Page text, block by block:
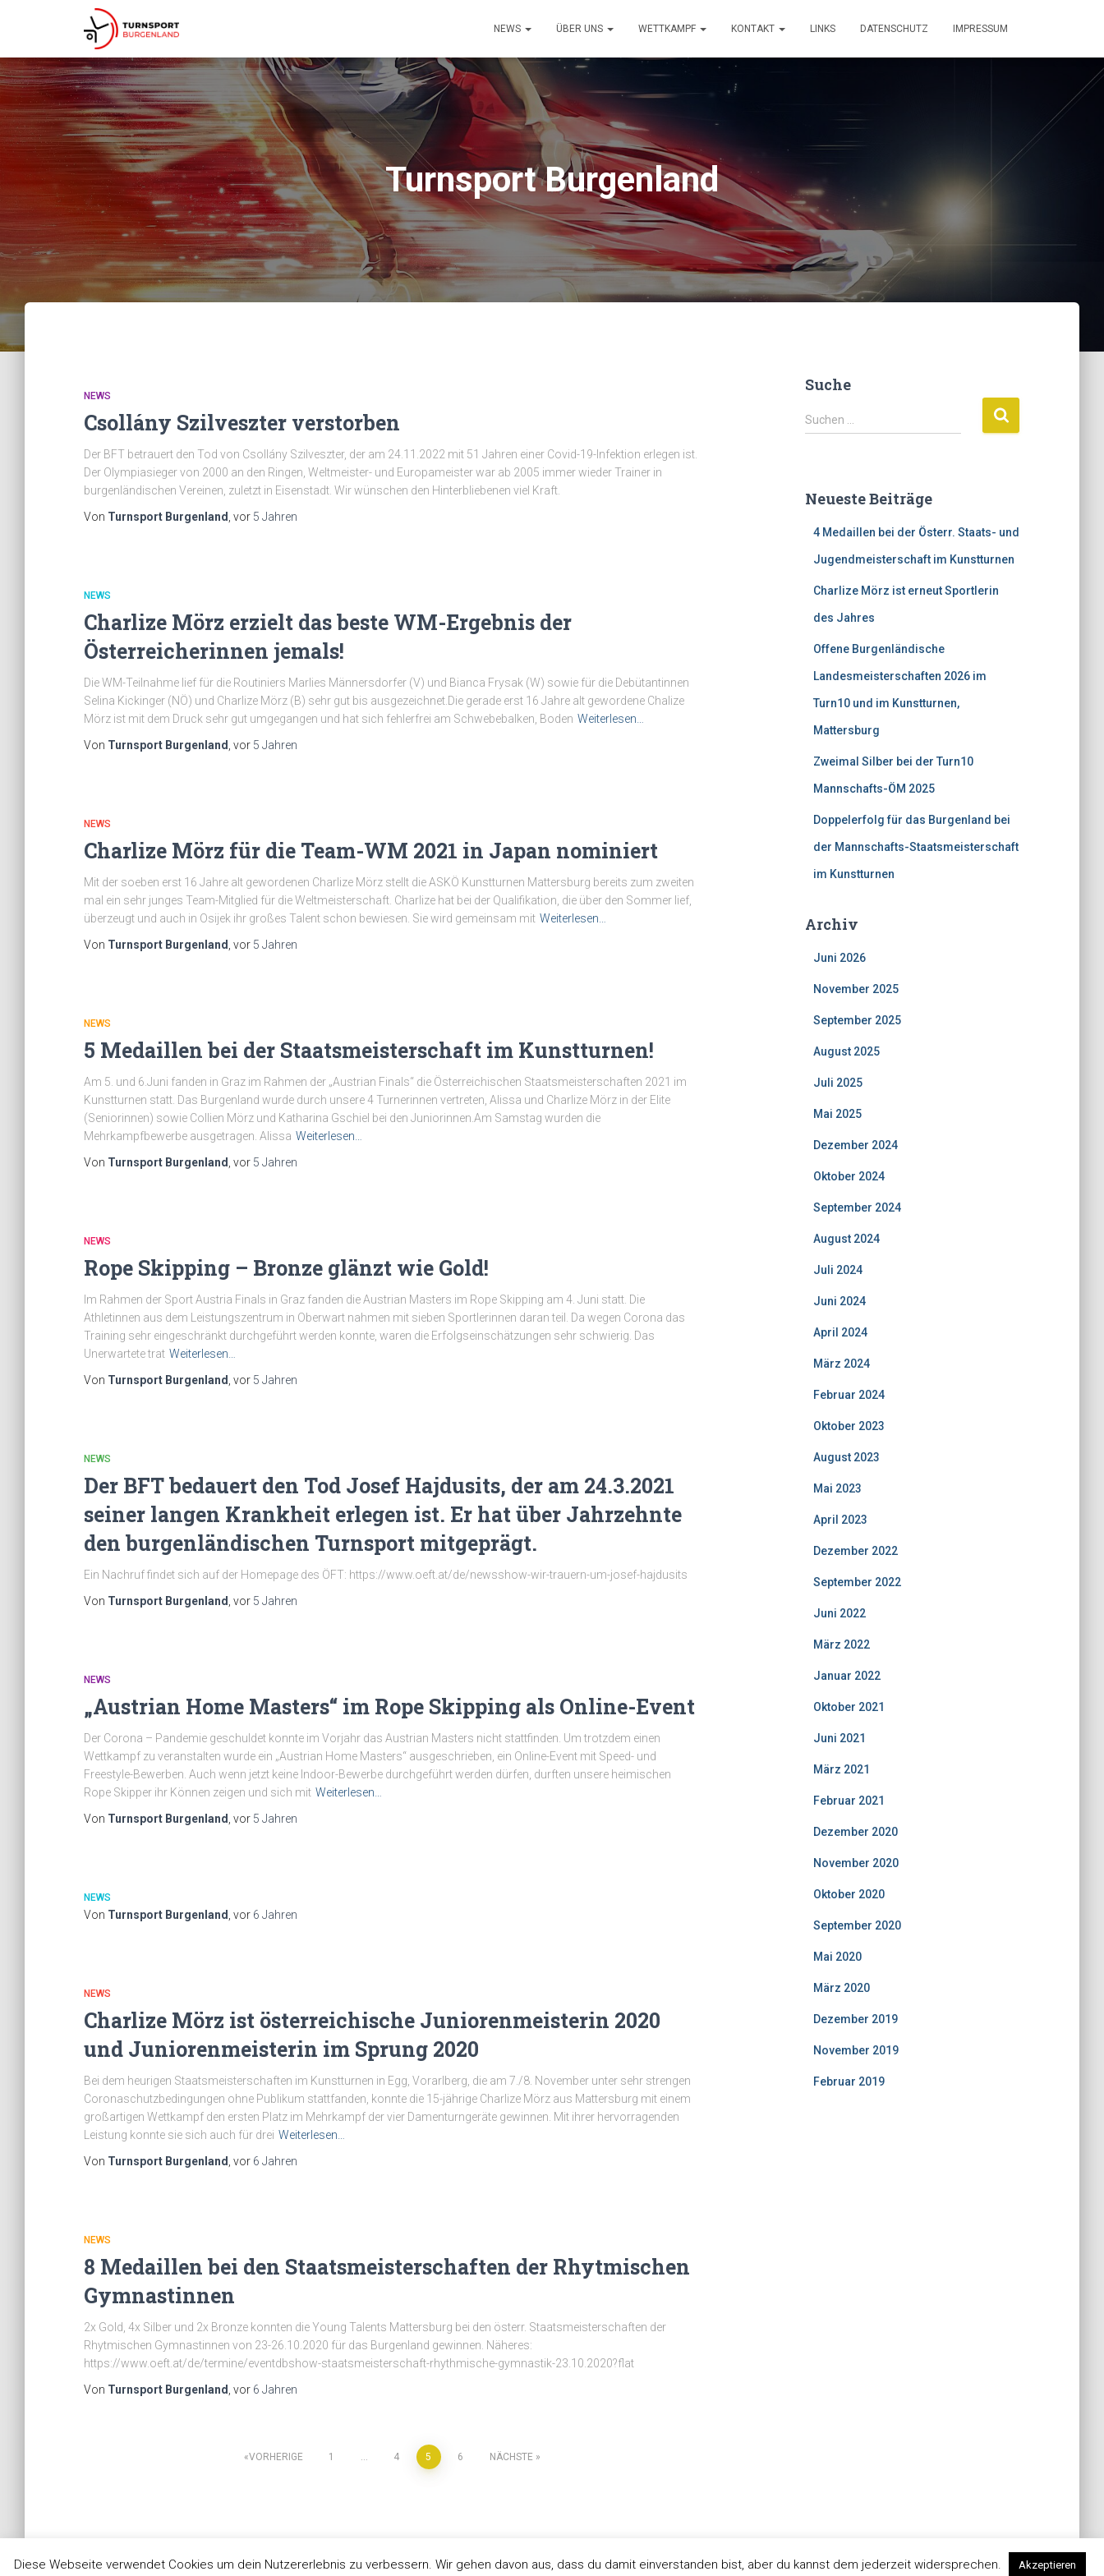
NEWS ÜBER UNS WETTKAMPF KONTAKT LINKS DATENSCHUTZ IMPRESSUM
Turnsport Burgenland
NEWS
Csollány Szilveszter verstorben
Der BFT betrauert den Tod von Csollány Szilveszter, der am 24.11.2022 mit 51 Jahren einer Covid-19-Infektion erlegen ist.
Der Olympiasieger von 2000 an den Ringen, Weltmeister- und Europameister war ab 2005 immer wieder Trainer in
burgenländischen Vereinen, zuletzt in Eisenstadt. Wir wünschen den Hinterbliebenen viel Kraft.
Von Turnsport Burgenland , vor 5 Jahren
NEWS
Charlize Mörz erzielt das beste WM-Ergebnis der
Österreicherinnen jemals!
Die WM-Teilnahme lief für die Routiniers Marlies Männersdorfer (V) und Bianca Frysak (W) sowie für die Debütantinnen
Selina Kickinger (NÖ) und Charlize Mörz (B) sehr gut bis ausgezeichnet.Die gerade erst 16 Jahre alt gewordene Chalize
Mörz ist mit dem Druck sehr gut umgegangen und hat sich fehlerfrei am Schwebebalken, Boden Weiterlesen…
Von Turnsport Burgenland , vor 5 Jahren
NEWS
Charlize Mörz für die Team-WM 2021 in Japan nominiert
Mit der soeben erst 16 Jahre alt gewordenen Charlize Mörz stellt die ASKÖ Kunstturnen Mattersburg bereits zum zweiten
mal ein sehr junges Team-Mitglied für die Weltmeisterschaft. Charlize hat bei der Qualifikation, die über den Sommer lief,
überzeugt und auch in Osijek ihr großes Talent schon bewiesen. Sie wird gemeinsam mit Weiterlesen…
Von Turnsport Burgenland , vor 5 Jahren
NEWS
5 Medaillen bei der Staatsmeisterschaft im Kunstturnen!
Am 5. und 6.Juni fanden in Graz im Rahmen der „Austrian Finals“ die Österreichischen Staatsmeisterschaften 2021 im
Kunstturnen statt. Das Burgenland wurde durch unsere 4 Turnerinnen vertreten, Alissa und Charlize Mörz in der Elite
(Seniorinnen) sowie Collien Mörz und Katharina Gschiel bei den Juniorinnen.Am Samstag wurden die
Mehrkampfbewerbe ausgetragen. Alissa Weiterlesen…
Von Turnsport Burgenland , vor 5 Jahren
NEWS
Rope Skipping – Bronze glänzt wie Gold!
Im Rahmen der Sport Austria Finals in Graz fanden die Austrian Masters im Rope Skipping am 4. Juni statt. Die
Athletinnen aus dem Leistungszentrum in Oberwart nahmen mit sieben Sportlerinnen daran teil. Da wegen Corona das
Training sehr eingeschränkt durchgeführt werden konnte, waren die Erfolgseinschätzungen sehr schwierig. Das
Unerwartete trat Weiterlesen…
Von Turnsport Burgenland , vor 5 Jahren
NEWS
Der BFT bedauert den Tod Josef Hajdusits, der am 24.3.2021
seiner langen Krankheit erlegen ist. Er hat über Jahrzehnte
den burgenländischen Turnsport mitgeprägt.
Ein Nachruf findet sich auf der Homepage des ÖFT: https://www.oeft.at/de/newsshow-wir-trauern-um-josef-hajdusits
Von Turnsport Burgenland , vor 5 Jahren
NEWS
„Austrian Home Masters“ im Rope Skipping als Online-Event
Der Corona – Pandemie geschuldet konnte im Vorjahr das Austrian Masters nicht stattfinden. Um trotzdem einen
Wettkampf zu veranstalten wurde ein „Austrian Home Masters“ ausgeschrieben, ein Online-Event mit Speed- und
Freestyle-Bewerben. Auch wenn jetzt keine Indoor-Bewerbe durchgeführt werden dürfen, durften unsere heimischen
Rope Skipper ihr Können zeigen und sich mit Weiterlesen…
Von Turnsport Burgenland , vor 5 Jahren
NEWS
Von Turnsport Burgenland , vor 6 Jahren
NEWS
Charlize Mörz ist österreichische Juniorenmeisterin 2020
und Juniorenmeisterin im Sprung 2020
Bei dem heurigen Staatsmeisterschaften im Kunstturnen in Egg, Vorarlberg, die am 7./8. November unter sehr strengen
Coronaschutzbedingungen ohne Publikum stattfanden, konnte die 15-jährige Charlize Mörz aus Mattersburg mit einem
großartigen Wettkampf den ersten Platz im Mehrkampf der vier Damenturngeräte gewinnen. Mit ihrer hervorragenden
Leistung konnte sie sich auch für drei Weiterlesen…
Von Turnsport Burgenland , vor 6 Jahren
NEWS
8 Medaillen bei den Staatsmeisterschaften der Rhytmischen
Gymnastinnen
2x Gold, 4x Silber und 2x Bronze konnten die Young Talents Mattersburg bei den österr. Staatsmeisterschaften der
Rhytmischen Gymnastinnen von 23-26.10.2020 für das Burgenland gewinnen. Näheres:
https://www.oeft.at/de/termine/eventdbshow-staatsmeisterschaft-rhythmische-gymnastik-23.10.2020?flat
Von Turnsport Burgenland , vor 6 Jahren
VORHERIGE 1 … 4 5 6 NÄCHSTE
Suche
S
u
n
Suchen …
Neueste Beiträge
4 Medaillen bei der Österr. Staats- und
Jugendmeisterschaft im Kunstturnen
Charlize Mörz ist erneut Sportlerin
des Jahres
Offene Burgenländische
Landesmeisterschaften 2026 im
Turn10 und im Kunstturnen,
Mattersburg
Zweimal Silber bei der Turn10
Mannschafts-ÖM 2025
Doppelerfolg für das Burgenland bei
der Mannschafts-Staatsmeisterschaft
im Kunstturnen
Archiv
Juni 2026
November 2025
September 2025
August 2025
Juli 2025
Mai 2025
Dezember 2024
Oktober 2024
September 2024
August 2024
Juli 2024
Juni 2024
April 2024
März 2024
Februar 2024
Oktober 2023
August 2023
Mai 2023
April 2023
Dezember 2022
September 2022
Juni 2022
März 2022
Januar 2022
Oktober 2021
Juni 2021
März 2021
Februar 2021
Dezember 2020
November 2020
Oktober 2020
September 2020
Mai 2020
März 2020
Dezember 2019
November 2019
Februar 2019
Diese Webseite verwendet Cookies um dein Nutzererlebnis zu verbessern. Wir gehen davon aus, dass du damit einverstanden bist, aber du kannst dem jederzeit widersprechen. Akzeptieren